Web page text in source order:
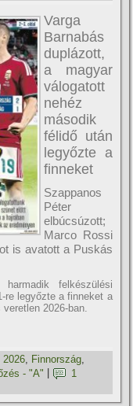
Varga
Barnabás
duplázott,
a magyar
válogatott
nehéz
második
félidő után
legyőzte a
finneket
Szappanos
Péter
elbúcsúzott;
Marco Rossi
is avatott a Puskás
felkészülési
re legyőzte a finneket a
2026-ban.
2026 Finnország
- "A"
1